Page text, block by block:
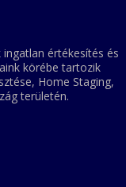
értékesítés és
körébe tartozik
Home Staging,
területén.